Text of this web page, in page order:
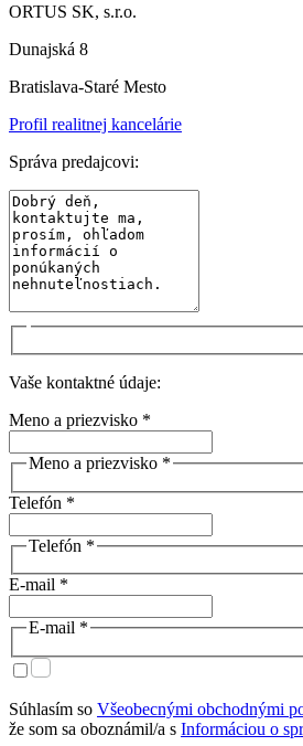
ORTUS SK, s.r.o.
Dunajská 8
Bratislava-Staré Mesto
Profil realitnej kancelárie
Správa predajcovi:
Vaše kontaktné údaje:
Meno a priezvisko *
Meno a priezvisko *
Telefón *
Telefón *
E-mail *
E-mail *
Súhlasím so Všeobecnými obchodnými
že som sa oboznámil/a s Informáciou o